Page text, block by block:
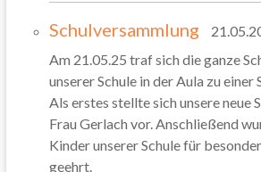
Schulversammlung
Am 21.05.25 traf sich die ganze
unserer Schule in der Aula zu einer
Als erstes stellte sich unsere neue
Frau Gerlach vor. Anschließend
Kinder unserer Schule für
geehrt.